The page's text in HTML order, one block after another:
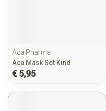
Aca Pharma
Aca Mask Set Kind
€ 5,95